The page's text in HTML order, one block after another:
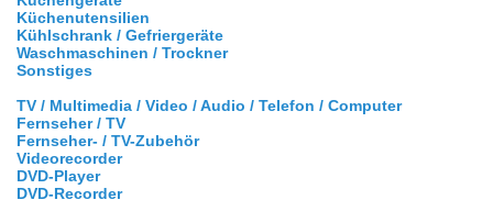
Küchenutensilien
Kühlschrank / Gefriergeräte
Waschmaschinen / Trockner
Sonstiges
TV / Multimedia / Video / Audio / Telefon / Computer
Fernseher / TV
Fernseher- / TV-Zubehör
Videorecorder
DVD-Player
DVD-Recorder